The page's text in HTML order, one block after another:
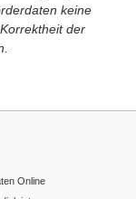
keine
der
Online